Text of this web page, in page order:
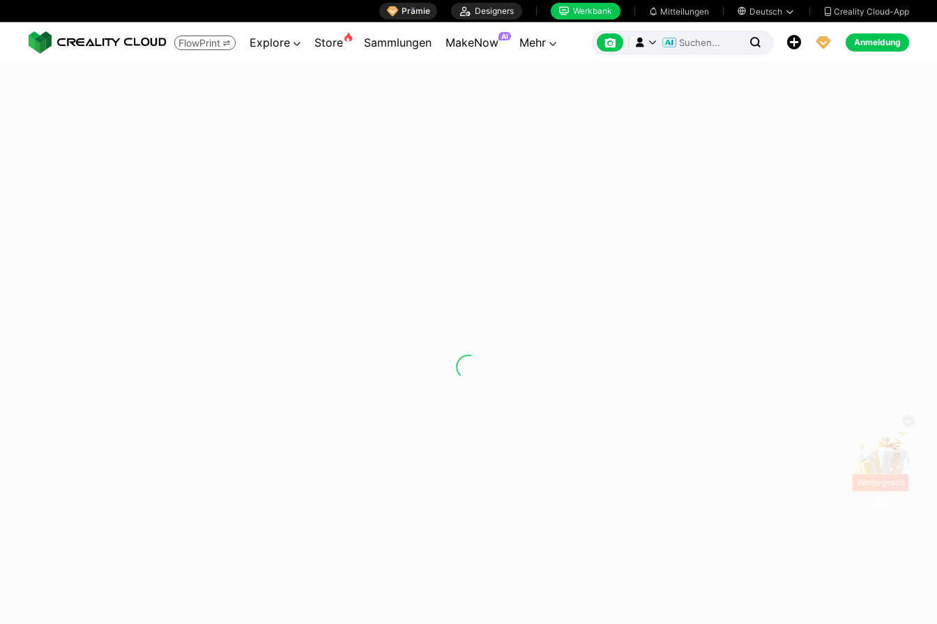
 Prämie  Designers  Werkbank  Mitteilungen  Deutsch   Creality Cloud-App
FlowPrint  Explore  Store Sammlungen MakeNow AI Mehr        Anmeldung
Werbegesch